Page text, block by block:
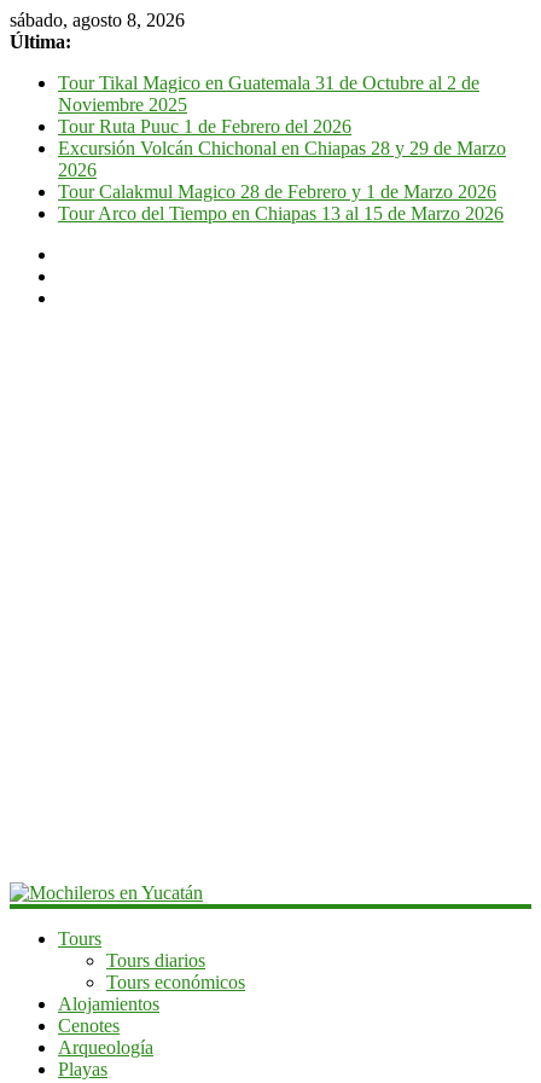
sábado, agosto 8, 2026
Última:
Tour Tikal Magico en Guatemala 31 de Octubre al 2 de
Noviembre 2025
Tour Ruta Puuc 1 de Febrero del 2026
Excursión Volcán Chichonal en Chiapas 28 y 29 de Marzo
2026
Tour Calakmul Magico 28 de Febrero y 1 de Marzo 2026
Tour Arco del Tiempo en Chiapas 13 al 15 de Marzo 2026
Mochileros
Yucatán
Tours
Tours diarios
Tours económicos
Alojamientos
Cenotes
Arqueología
Playas